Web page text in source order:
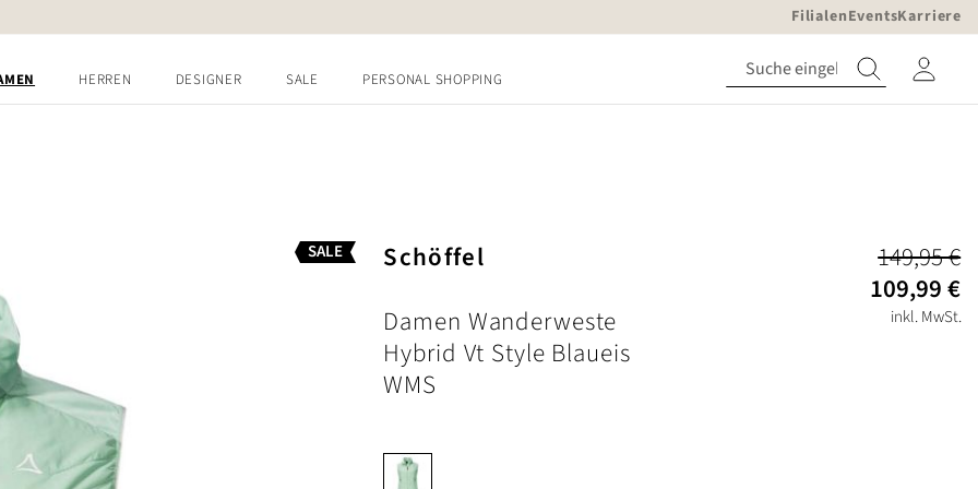
FilialenEventsKarriere
HERREN DESIGNER SALE PERSONAL SHOPPING
SALE
Schöffel
Damen Wanderweste
Hybrid Vt Style Blaueis
WMS
149,95 €
109,99 €
inkl. MwSt.